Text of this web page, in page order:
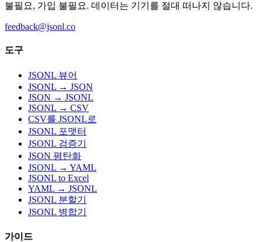
불필요, 가입 불필요. 데이터는 기기를 절대 떠나지 않습니다.
feedback@jsonl.co
도구
JSONL 뷰어
JSONL → JSON
JSON → JSONL
JSONL → CSV
CSV를 JSONL로
JSONL 포맷터
JSONL 검증기
JSON 평탄화
JSONL → YAML
JSONL to Excel
YAML → JSONL
JSONL 분할기
JSONL 병합기
가이드